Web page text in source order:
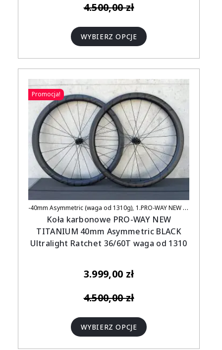
4.500,00zł
WYBIERZ OPCJE
Promocja!
-40mm Asymmetric (waga od 1310g) 1.PRO-WAY NEW TITANIUM (UCI APPROVED)
Koła karbonowe PRO-WAY NEW
TITANIUM 40mm Asymmetric BLACK
Ultralight Ratchet 36/60T waga od 1310
3.999,00 zł
4.500,00zł
WYBIERZ OPCJE